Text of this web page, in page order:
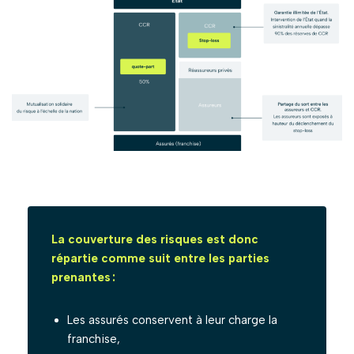
La couverture des risques est donc
répartie comme suit entre les parties
prenantes :
Les assurés conservent à leur charge la
franchise,